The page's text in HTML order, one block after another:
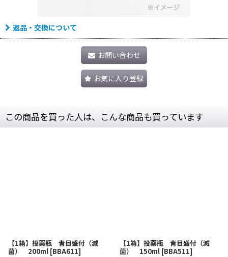
返品・交換について
お問い合わせ
お気に入り登録
この商品を買った人は、こんな商品も買っています
【1箱】投薬瓶 青目盛付（滅
菌） 200ml [BBA611]
【1箱】投薬瓶 青目盛付（滅
菌） 150ml [BBA511]